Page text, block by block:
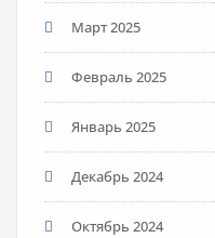
Март 2025
Февраль 2025
Январь 2025
Декабрь 2024
Октябрь 2024